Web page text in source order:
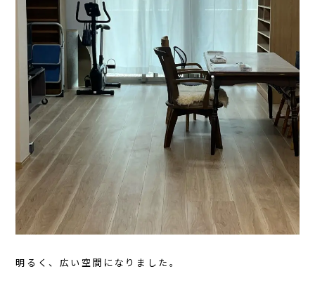
明るく、広い空間になりました。